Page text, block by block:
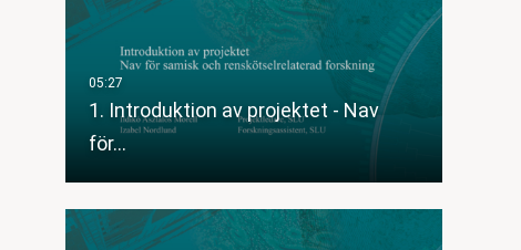
1. Introduktion av projektet - Nav
för…